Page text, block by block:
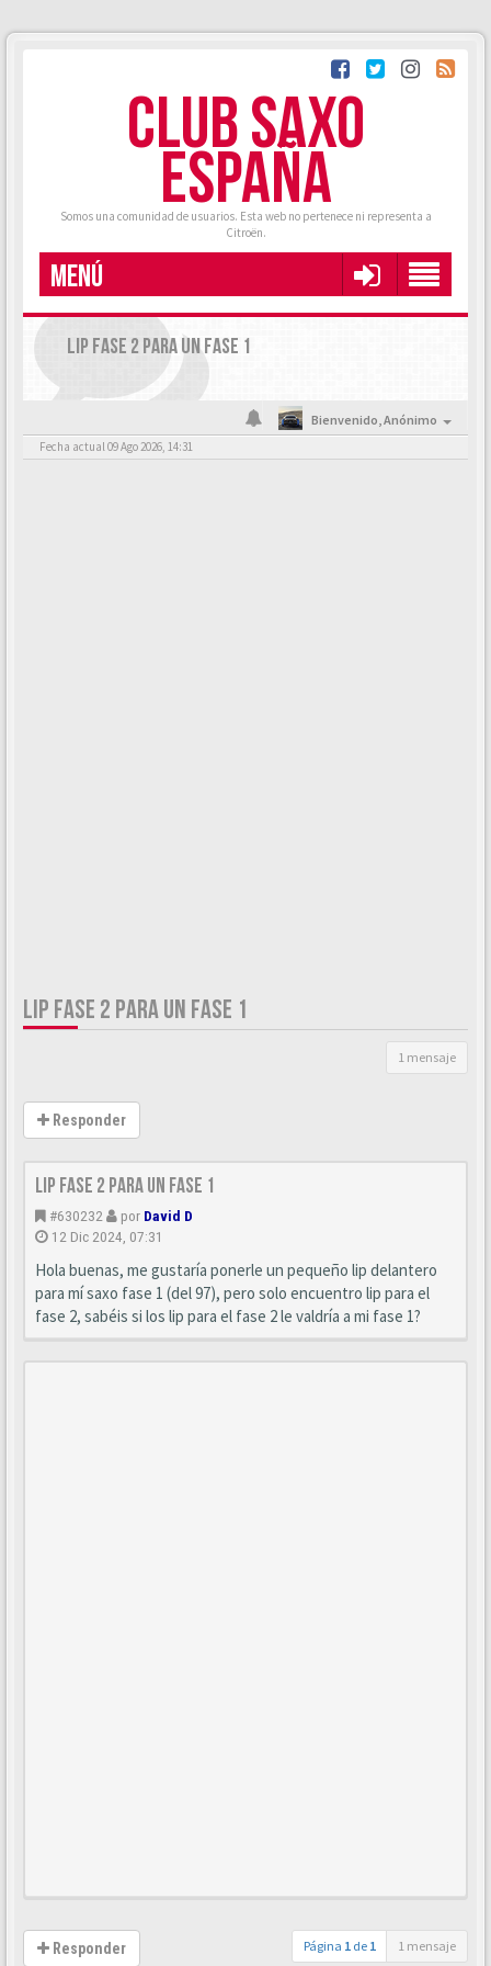
CLUB SAXO
ESPAÑA
Somos una comunidad de usuarios. Esta web no pertenece ni representa a
Citroën.
MENÚ
LIP FASE 2 PARA UN FASE 1
Bienvenido,Anónimo
Fecha actual 09 Ago 2026, 14:31
LIP FASE 2 PARA UN FASE 1
1 mensaje
Responder
Lip fase 2 para un fase 1
#630232 por David D
12 Dic 2024, 07:31
Hola buenas, me gustaría ponerle un pequeño lip delantero
para mí saxo fase 1 (del 97), pero solo encuentro lip para el
fase 2, sabéis si los lip para el fase 2 le valdría a mi fase 1?
Responder Página 1 de 1 1 mensaje